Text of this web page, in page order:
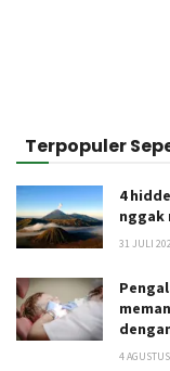
Terpopuler
4
nggak
31 JULI
4